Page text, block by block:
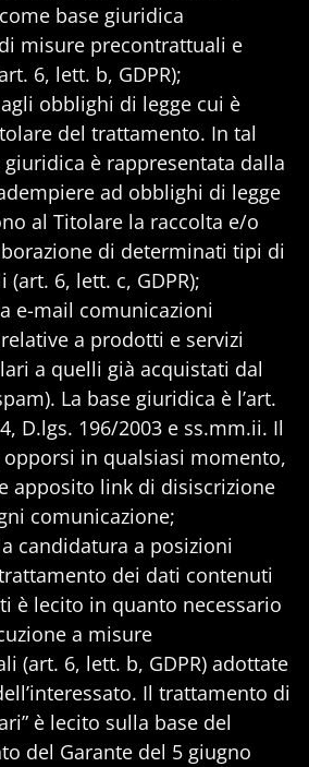
base giuridica
di misure precontrattuali e
6, lett. b, GDPR);
obblighi di legge cui è
del trattamento. In tal
giuridica è rappresentata dalla
ad obblighi di legge
al Titolare la raccolta e/o
di determinati tipi di
6, lett. c, GDPR);
e-mail comunicazioni
a prodotti e servizi
a quelli già acquistati dal
La base giuridica è l’art.
D.lgs. 196/2003 e ss.mm.ii. Il
opporsi in qualsiasi momento,
apposito link di disiscrizione
comunicazione;
candidatura a posizioni
dei dati contenuti
è lecito in quanto necessario
a misure
(art. 6, lett. b, GDPR) adottate
Il trattamento di
è lecito sulla base del
del Garante del 5 giugno